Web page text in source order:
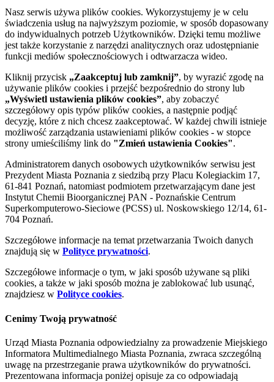
Nasz serwis używa plików cookies. Wykorzystujemy je w celu
świadczenia usług na najwyższym poziomie, w sposób dopasowany
do indywidualnych potrzeb Użytkowników. Dzięki temu możliwe
jest także korzystanie z narzędzi analitycznych oraz udostępnianie
funkcji mediów społecznościowych i odtwarzacza wideo.
Kliknij przycisk „Zaakceptuj lub zamknij”, by wyrazić zgodę na
używanie plików cookies i przejść bezpośrednio do strony lub
„Wyświetl ustawienia plików cookies”, aby zobaczyć
szczegółowy opis typów plików cookies, a następnie podjąć
decyzję, które z nich chcesz zaakceptować. W każdej chwili istnieje
możliwość zarządzania ustawieniami plików cookies - w stopce
strony umieściliśmy link do "Zmień ustawienia Cookies".
Administratorem danych osobowych użytkowników serwisu jest
Prezydent Miasta Poznania z siedzibą przy Placu Kolegiackim 17,
61-841 Poznań, natomiast podmiotem przetwarzającym dane jest
Instytut Chemii Bioorganicznej PAN - Poznańskie Centrum
Superkomputerowo-Sieciowe (PCSS) ul. Noskowskiego 12/14, 61-
704 Poznań.
Szczegółowe informacje na temat przetwarzania Twoich danych
znajdują się w Polityce prywatności.
Szczegółowe informacje o tym, w jaki sposób używane są pliki
cookies, a także w jaki sposób można je zablokować lub usunąć,
znajdziesz w Polityce cookies.
Cenimy Twoją prywatność
Urząd Miasta Poznania odpowiedzialny za prowadzenie Miejskiego
Informatora Multimedialnego Miasta Poznania, zwraca szczególną
uwagę na przestrzeganie prawa użytkowników do prywatności.
Prezentowana informacja poniżej opisuje za co odpowiadają